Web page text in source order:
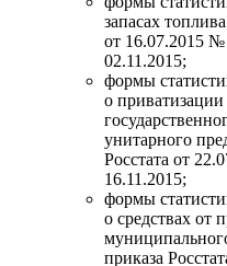
запасах
от 16.07.2015
02.11.2015;
формы
о
унитарного
Росстата от
16.11.2015;
формы
о средствах от
приказа